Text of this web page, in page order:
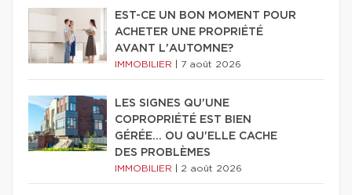
EST-CE UN BON MOMENT POUR
ACHETER UNE PROPRIÉTÉ
AVANT L'AUTOMNE?
IMMOBILIER 7 août 2026
LES SIGNES QU'UNE
COPROPRIÉTÉ EST BIEN
GÉRÉE… OU QU'ELLE CACHE
DES PROBLÈMES
IMMOBILIER 2 août 2026